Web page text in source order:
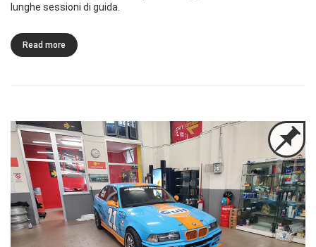
lunghe sessioni di guida.
Read more